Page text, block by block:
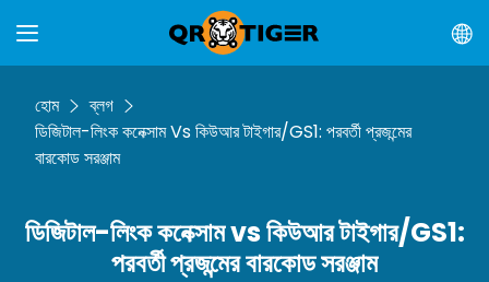
হোম
ব্লগ
ডিজিটাল-লিংক কনেক্সাম Vs কিউআর টাইগার/GS1: পরবর্তী প্রজন্মের
বারকোড সরঞ্জাম
ডিজিটাল-লিংক কনেক্সাম vs কিউআর টাইগার/GS1:
পরবর্তী প্রজন্মের বারকোড সরঞ্জাম